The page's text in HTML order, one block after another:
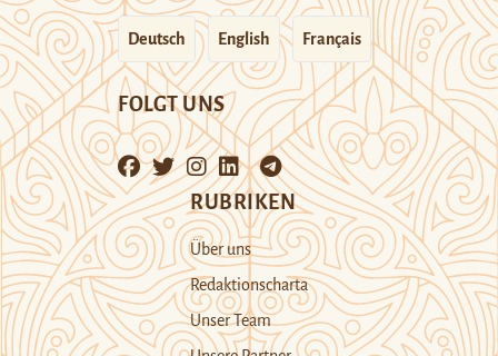
Deutsch English Français
FOLGT UNS
RUBRIKEN
Über uns
Redaktionscharta
Unser Team